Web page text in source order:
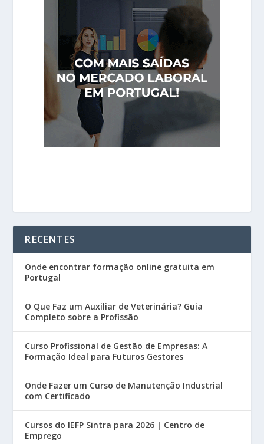
RECENTES
Onde encontrar formação online gratuita em
Portugal
O Que Faz um Auxiliar de Veterinária? Guia
Completo sobre a Profissão
Curso Profissional de Gestão de Empresas: A
Formação Ideal para Futuros Gestores
Onde Fazer um Curso de Manutenção Industrial
com Certificado
Cursos do IEFP Sintra para 2026 | Centro de
Emprego